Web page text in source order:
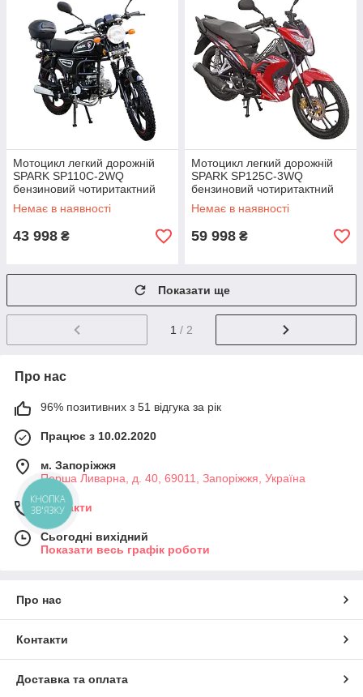
Мотоцикл легкий дорожній
SPARK SP110C-2WQ
бензиновий чотиритактний
двомісний 110 кубів із
багажником
Немає в наявності
43 998 ₴
Мотоцикл легкий дорожній
SPARK SP125C-3WQ
бензиновий чотиритактний
двомісний 125 кубів 85 км/год
Немає в наявності
59 998 ₴
Показати ще
1 / 2
Про нас
96% позитивних з 51 відгука за рік
Працює з 10.02.2020
м. Запоріжжя
Перша Ливарна, д. 40, 69011, Запоріжжя, Україна
Контакти
Сьогодні вихідний
Показати весь графік роботи
Про нас
Контакти
Доставка та оплата
КНОПКА
ЗВ'ЯЗКУ